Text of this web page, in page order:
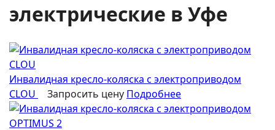
электрические в Уфе
Инвалидная кресло-коляска с электроприводом
CLOU
Запросить цену Подробнее